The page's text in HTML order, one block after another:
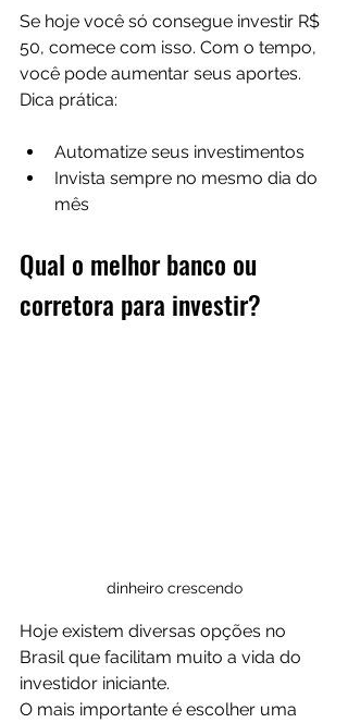
Se hoje você só consegue investir R$
50, comece com isso. Com o tempo,
você pode aumentar seus aportes.
Dica prática:
Automatize seus investimentos
Invista sempre no mesmo dia do
mês
Qual o melhor banco ou
corretora para investir?
dinheiro crescendo
Hoje existem diversas opções no
Brasil que facilitam muito a vida do
investidor iniciante.
O mais importante é escolher uma